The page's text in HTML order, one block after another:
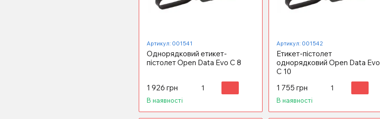
Артикул: 001541
Однорядковий етикет-
пістолет Open Data Evo C 8
1 926 грн
В наявності
Артикул: 001542
Етикет-пістолет
однорядковий Open Data Evo
С 10
1 755 грн
В наявності